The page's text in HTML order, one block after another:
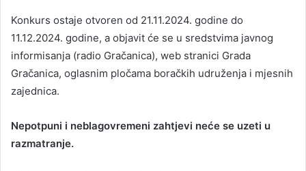
Konkurs ostaje otvoren od 21.11.2024. godine do
11.12.2024. godine, a objavit će se u sredstvima javnog
informisanja (radio Gračanica), web stranici Grada
Gračanica, oglasnim pločama boračkih udruženja i mjesnih
zajednica.
Nepotpuni i neblagovremeni zahtjevi neće se uzeti u
razmatranje.